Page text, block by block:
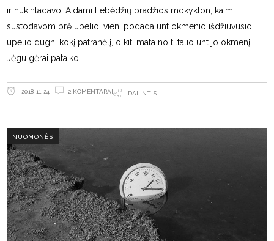
ir nukintadavo. Aidami Lebėdžių pradžios mokyklon, kaimi
sustodavom prė upelio, vieni podada unt okmenio išdžiūvusio
upelio dugni kokį patranėlį, o kiti mata no tiltalio unt jo okmenį.
Jėgu gėrai pataiko,
2018-11-24 2 KOMENTARAI DALINTIS
NUOMONĖS